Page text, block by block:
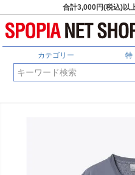
合計3,000円(税込)以
カテゴリー